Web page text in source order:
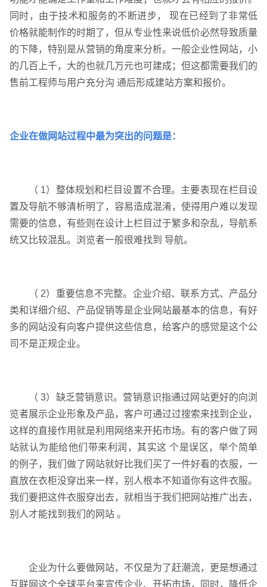
同时，由于技术和服务的不断进步， 现在已经到了非常低
价格就能制作的时期了，但从专业性来说低价必然导致质量
的下降，特别是从营销的角度来分析。一般企业性网站，小
的几百上千，大的也就几万元也可建成；但这都需要我们的
售前工程师与用户充分沟 通后形成建站方案和报价。
企业在做网站过程中最为突出的问题是：
（ 1）整体规划和栏目设置不合理。主要表现在栏目设
置及导航不够清析明了，容易造成混淆，使得用户难以发现
需要的信息，有些则在设计上栏目过于繁多和杂乱，导航系
统又比较混乱。浏览者一般很难找到 导航。
（ 2）重要信息不完整。企业介绍、联系方式、产品分
类和详细介绍、产品促销等是企业网站最基本的信息，有好
多的网站没有向客户提供这些信息，给客户的感觉是这个公
司不是正规企业。
（ 3）缺乏营销意识。营销意识指通过网站更好的向浏
览者展示企业形象及产品，客户可通过过搜索来找到企业，
这样的直接作用就是利用网络来开拓市场。有的客户做了网
站就认为能给他们带来利润，其实这 个是误区，举个简单
的例子，我们做了网站就好比我们买了一件好看的衣服，一
直放在衣柜没穿出来一样，别人根本不知道你有这件衣服。
我们要把这件衣服穿出去，就相当于我们把网站推广出去，
别人才能找到我们的网站 。
企业为什么要做网站，不仅是为了赶潮流，更是想通过
互联网这个全球平台来宣传企业、开拓市场，同时，降低企
企业网站建设 · 营销型网站建设 · SEO搜索优
GEO生成式引擎优化